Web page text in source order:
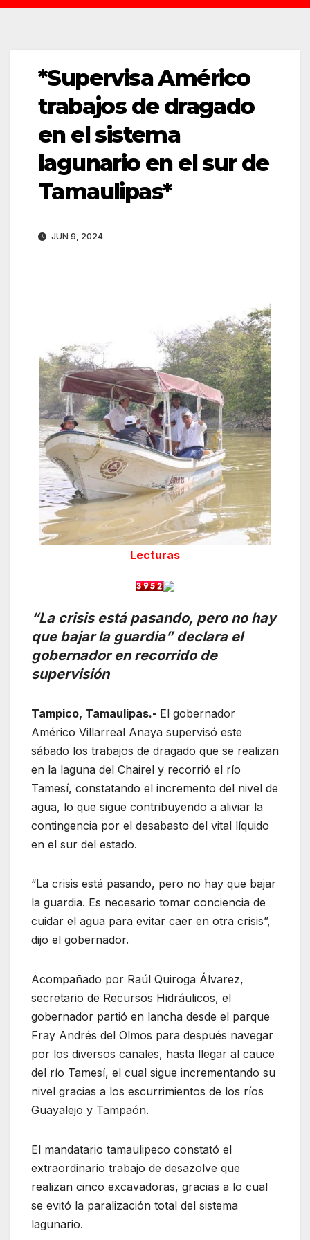
*Supervisa Américo
trabajos de dragado
en el sistema
lagunario en el sur de
Tamaulipas*
JUN 9, 2024
Lecturas
“La crisis está pasando, pero no hay
que bajar la guardia” declara el
gobernador en recorrido de
supervisión
Tampico, Tamaulipas.- El gobernador
Américo Villarreal Anaya supervisó este
sábado los trabajos de dragado que se realizan
en la laguna del Chairel y recorrió el río
Tamesí, constatando el incremento del nivel de
agua, lo que sigue contribuyendo a aliviar la
contingencia por el desabasto del vital líquido
en el sur del estado.
“La crisis está pasando, pero no hay que bajar
la guardia. Es necesario tomar conciencia de
cuidar el agua para evitar caer en otra crisis”,
dijo el gobernador.
Acompañado por Raúl Quiroga Álvarez,
secretario de Recursos Hidráulicos, el
gobernador partió en lancha desde el parque
Fray Andrés del Olmos para después navegar
por los diversos canales, hasta llegar al cauce
del río Tamesí, el cual sigue incrementando su
nivel gracias a los escurrimientos de los ríos
Guayalejo y Tampaón.
El mandatario tamaulipeco constató el
extraordinario trabajo de desazolve que
realizan cinco excavadoras, gracias a lo cual
se evitó la paralización total del sistema
lagunario.